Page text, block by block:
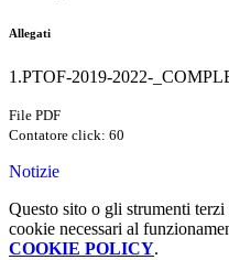
Allegati
1.PTOF-2019-2022-
File PDF
Contatore click: 60
Notizie
Questo sito o gli strumenti
cookie necessari al
COOKIE POLICY.